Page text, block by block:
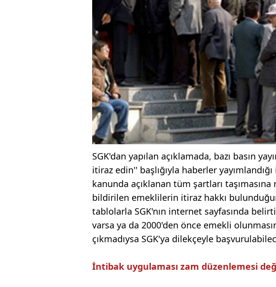
SGK'dan yapılan açıklamada, bazı basın
itiraz edin'' başlığıyla haberler
kanunda açıklanan tüm şartları
bildirilen emeklilerin itiraz hakkı
tablolarla SGK'nın internet sayfasında
varsa ya da 2000'den önce emekli
çıkmadıysa SGK'ya dilekçeyle
İntibak uygulaması zam düzenlemesi